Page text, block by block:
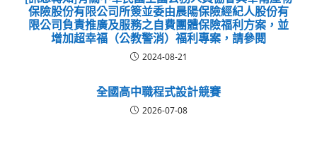
保險股份有限公司所簽並委由晨陽保險經紀人股份有
限公司負責推廣及服務之自費團體保險福利方案，並
增加超幸福（公教警消）福利專案，請參閱
2024-08-21
全國高中職程式設計競賽
2026-07-08